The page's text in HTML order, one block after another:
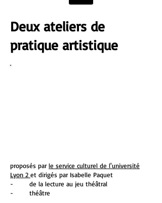
Deux ateliers de
pratique artistique
proposés parle service culturel de l'université
Lyon 2 et dirigés par Isabelle Paquet
- de la lecture au jeu théâtral
- théâtre